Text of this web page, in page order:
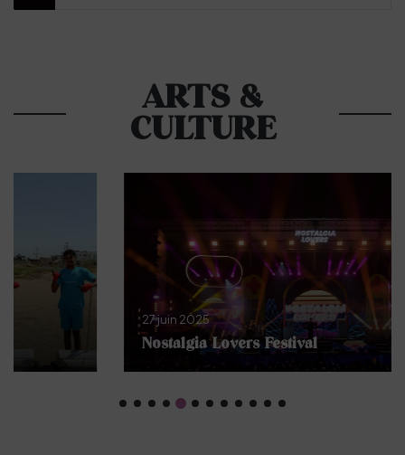
ARTS &
CULTURE
Nostalgia Lovers Festival